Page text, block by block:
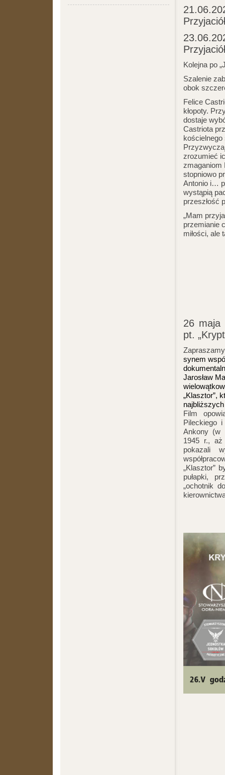
Kolejna po
Szalenie
obok
Felice
kłopoty.
dostaje
Castriota
kościelnego
zrozumieć
zmaganiom
stopniowo
Antonio i…
wystąpią
przeszłość
„Mam
przemianie
miłości,
26 maja
pt.
synem
Jarosław
„Klasztor”,
Film
Pileckiego
Ankony (w
1945 r.,
pokazali
„Klasztor”
pułapki,
„ochotnik